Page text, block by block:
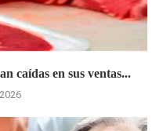
caídas en sus ventas...